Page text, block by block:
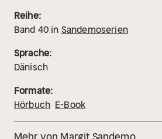
Reihe:
Band 40 in Sandemoserien
Sprache:
Dänisch
Formate:
Hörbuch E-Book